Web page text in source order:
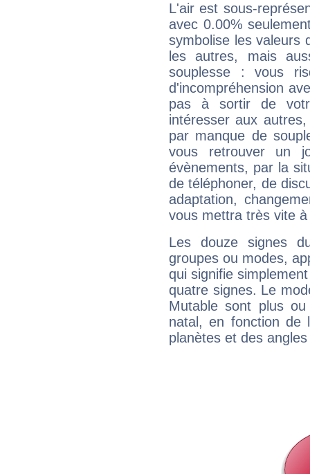
L'air est sous-
avec 0.00%
symbolise les valeurs
les autres, mais
souplesse : vous
d'incompréhension
pas à sortir de
intéresser aux
par manque de
vous retrouver un
évènements, par la
de téléphoner, de
adaptation,
vous mettra très vite
Les douze signes
groupes ou modes,
qui signifie
quatre signes. Le
Mutable sont plus
natal, en fonction de
planètes et des